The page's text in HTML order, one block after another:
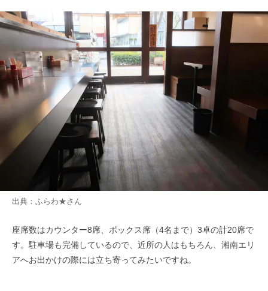
出典： ふらわ★さん
座席数はカウンター8席、ボックス席（4名まで）3卓の計20席で
す。駐車場も完備しているので、近所の人はもちろん、湘南エリ
アへお出かけの際には立ち寄ってみたいですね。